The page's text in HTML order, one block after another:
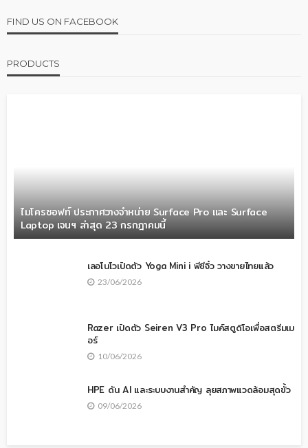
FIND US ON FACEBOOK
PRODUCTS
ไมโครซอฟท์ ประกาศวางจำหน่าย Surface Pro และ Surface
Laptop เจนฯ ล่าสุด 23 กรกฎาคมนี้
เลอโนโวเปิดตัว Yoga Mini i พีซีจิ๋ว วางขายไทยแล้ว
23/06/2026
Razer เปิดตัว Seiren V3 Pro ไมค์สตูดิโอเพื่อสตรีมเม
อร์
10/06/2026
HPE ดัน AI และระบบงานสำคัญ ลุยสภาพแวดล้อมสุดขั้ว
09/06/2026